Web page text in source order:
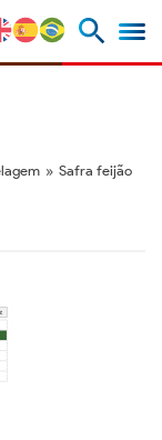
» Safra feijão